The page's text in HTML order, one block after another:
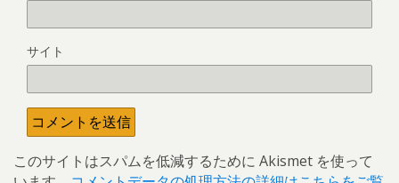
サイト
このサイトはスパムを低減するために Akismet を使って